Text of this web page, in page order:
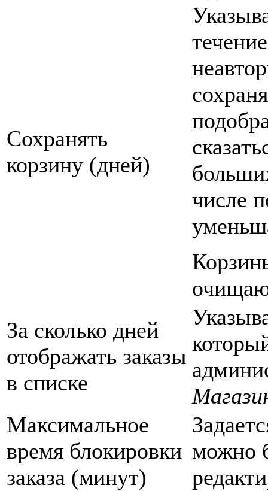
Сохранять
корзину (дней)
числе
За сколько дней
отображать заказы
в списке
Максимальное
время блокировки
заказа (минут)
можно